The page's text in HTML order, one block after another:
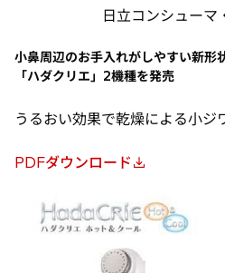
日立コンシューマ
小鼻周辺のお手入れがしやすい新形
「ハダクリエ」2機種を発売
うるおい効果で乾燥による小ジ
PDFダウンロード
新